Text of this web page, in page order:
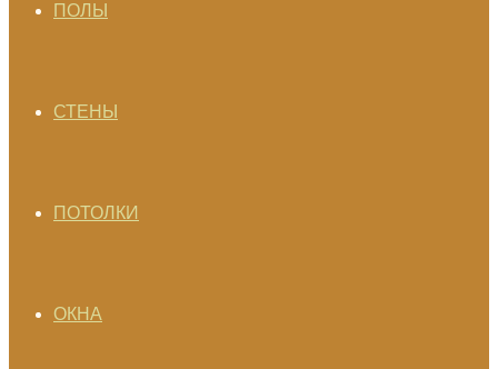
ПОЛЫ
СТЕНЫ
ПОТОЛКИ
ОКНА